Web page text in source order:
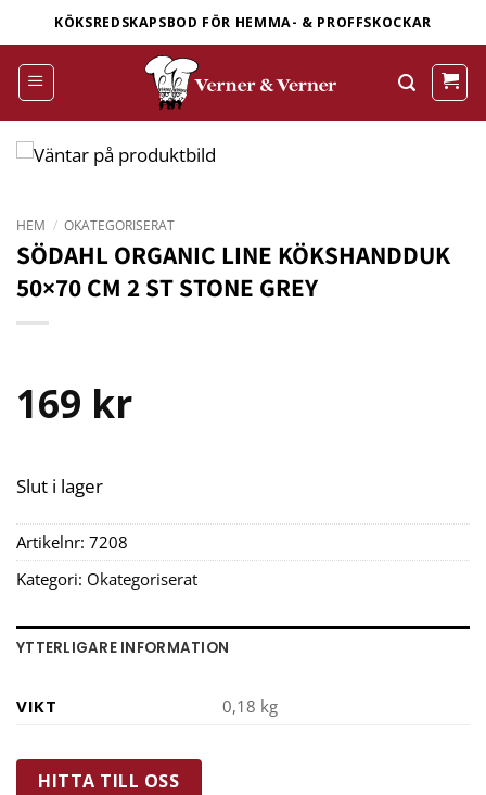
to
content
KÖKSREDSKAPSBOD FÖR HEMMA- & PROFFSKOCKAR
HEM / OKATEGORISERAT
SÖDAHL ORGANIC LINE KÖKSHANDDUK
50×70 CM 2 ST STONE GREY
169 kr
Slut i lager
Artikelnr: 7208
Kategori: Okategoriserat
YTTERLIGARE INFORMATION
VIKT 0,18 kg
HITTA TILL OSS